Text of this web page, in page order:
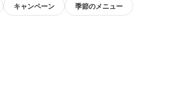
キャンペーン 季節のメニュー